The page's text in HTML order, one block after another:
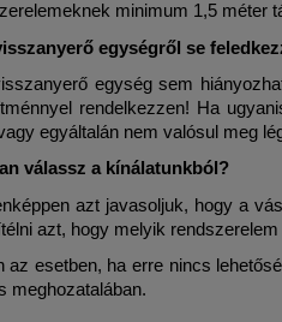
minimum 1,5 méter
egységről se
egység sem
rendelkezzen! Ha
egyáltalán nem valósul meg
válassz a kínálatunkból?
azt javasoljuk, hogy a
azt, hogy melyik
az esetben, ha erre nincs
meghozatalában.